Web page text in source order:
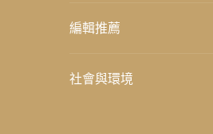
編輯推薦
社會與環境